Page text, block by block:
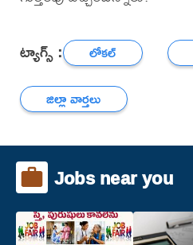
ట్యాగ్స్ : లోకల్
జిల్లా వార్తలు
Jobs near you